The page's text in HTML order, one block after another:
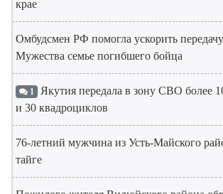
крае
Омбудсмен РФ помогла ускорить
Мужества семье погибшего бойца
1 Якутия передала в зону СВО более
и 30 квадроциклов
76-летний мужчина из Усть-Майского
тайге